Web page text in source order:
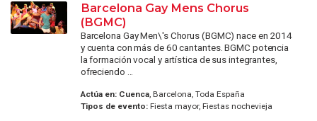
Barcelona Gay Mens Chorus
(BGMC)
Barcelona Gay Men\'s Chorus (BGMC) nace en 2014
y cuenta con más de 60 cantantes. BGMC potencia
la formación vocal y artística de sus integrantes,
ofreciendo ...
Actúa en: Cuenca, Barcelona, Toda España
Tipos de evento:Fiesta mayor, Fiestas nochevieja